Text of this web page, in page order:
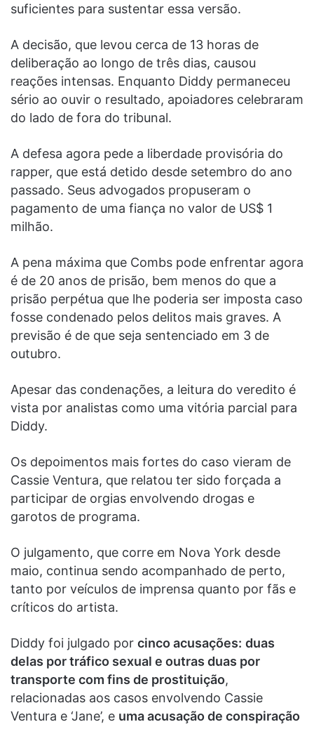
suficientes para sustentar essa versão.
A decisão, que levou cerca de 13 horas de
deliberação ao longo de três dias, causou
reações intensas. Enquanto Diddy permaneceu
sério ao ouvir o resultado, apoiadores celebraram
do lado de fora do tribunal.
A defesa agora pede a liberdade provisória do
rapper, que está detido desde setembro do ano
passado. Seus advogados propuseram o
pagamento de uma fiança no valor de US$ 1
milhão.
A pena máxima que Combs pode enfrentar agora
é de 20 anos de prisão, bem menos do que a
prisão perpétua que lhe poderia ser imposta caso
fosse condenado pelos delitos mais graves. A
previsão é de que seja sentenciado em 3 de
outubro.
Apesar das condenações, a leitura do veredito é
vista por analistas como uma vitória parcial para
Diddy.
Os depoimentos mais fortes do caso vieram de
Cassie Ventura, que relatou ter sido forçada a
participar de orgias envolvendo drogas e
garotos de programa.
O julgamento, que corre em Nova York desde
maio, continua sendo acompanhado de perto,
tanto por veículos de imprensa quanto por fãs e
críticos do artista.
Diddy foi julgado por cinco acusações: duas
delas por tráfico sexual e outras duas por
transporte com fins de prostituição,
relacionadas aos casos envolvendo Cassie
Ventura e ‘Jane’, e uma acusação de conspiração